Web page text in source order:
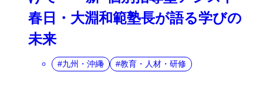
春日・大淵和範塾長が語る学びの
未来
九州・沖縄 教育・人材・研修